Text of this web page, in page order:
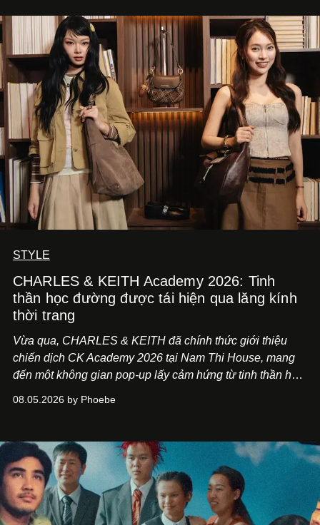
STYLE
CHARLES & KEITH Academy 2026: Tinh
thần học đường được tái hiện qua lăng kính
thời trang
Vừa qua, CHARLES & KEITH đã chính thức giới thiệu
chiến dịch CK Academy 2026 tại Nam Thi House, mang
đến một không gian pop-up lấy cảm hứng từ tinh thần học
sống của thế hệ Gen Z giao thoa trong một trải nghiệm đa
08.05.2026 by Phoebe